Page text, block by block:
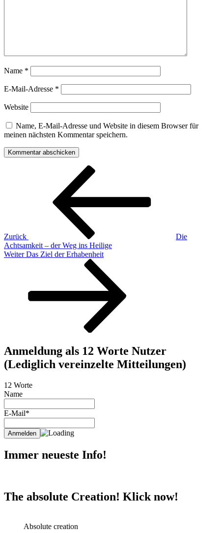
Name *
E-Mail-Adresse *
Website
Name, E-Mail-Adresse und Website in diesem Browser für
meinen nächsten Kommentar speichern.
Beitragsnavigation
Zurück
Die
Achtsamkeit – der Weg ins Heilige
Nächster
Weiter Das Ziel der Erhabenheit
Anmeldung als 12 Worte Nutzer
(Lediglich vereinzelte Mitteilungen)
12 Worte
Name
E-Mail*
Immer neueste Info!
The absolute Creation! Klick now!
Absolute creation